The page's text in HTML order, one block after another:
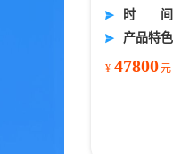
时
间
产品特色
¥ 47800元